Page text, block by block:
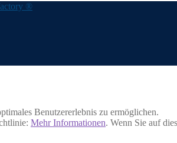
®
Benutzererlebnis zu ermöglichen.
Mehr Informationen. Wenn Sie auf